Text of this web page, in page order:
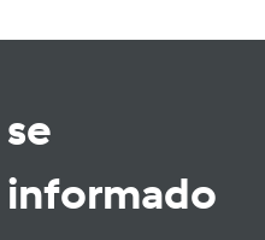
se
informado